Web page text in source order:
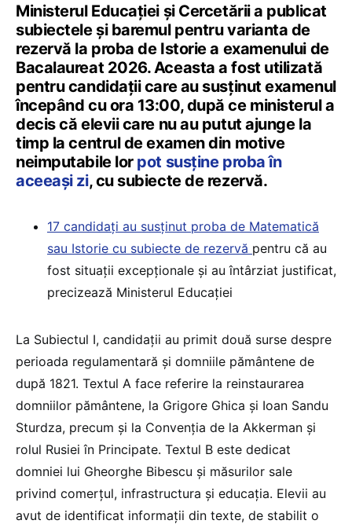
Ministerul Educației și Cercetării a publicat
subiectele și baremul pentru varianta de
rezervă la proba de Istorie a examenului de
Bacalaureat 2026. Aceasta a fost utilizată
pentru candidații care au susținut examenul
începând cu ora 13:00, după ce ministerul a
decis că elevii care nu au putut ajunge la
timp la centrul de examen din motive
neimputabile lor pot susține proba în
aceeași zi, cu subiecte de rezervă.
17 candidați au susținut proba de Matematică
sau Istorie cu subiecte de rezervă pentru că au
fost situații excepționale și au întârziat justificat,
precizează Ministerul Educației
La Subiectul I, candidații au primit două surse despre
perioada regulamentară și domniile pământene de
după 1821. Textul A face referire la reinstaurarea
domniilor pământene, la Grigore Ghica și Ioan Sandu
Sturdza, precum și la Convenția de la Akkerman și
rolul Rusiei în Principate. Textul B este dedicat
domniei lui Gheorghe Bibescu și măsurilor sale
privind comerțul, infrastructura și educația. Elevii au
avut de identificat informații din texte, de stabilit o